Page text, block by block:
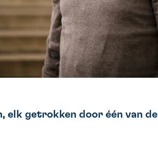
elk getrokken door één van de